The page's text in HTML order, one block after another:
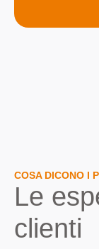
COSA DICONO I
Le
clienti